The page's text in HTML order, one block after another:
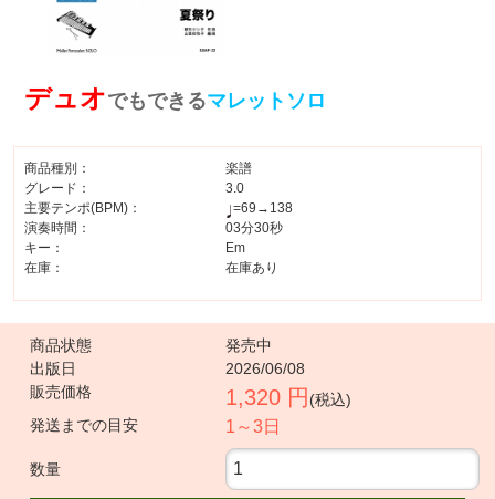
デュオでもできるマレットソロ
商品種別：
楽譜
グレード：
3.0
主要テンポ(BPM)：
=69→138
演奏時間：
03分30秒
キー：
Em
在庫：
在庫あり
商品状態
発売中
出版日
2026/06/08
販売価格
1,320 円 (税込)
発送までの目安
1～3日
数量